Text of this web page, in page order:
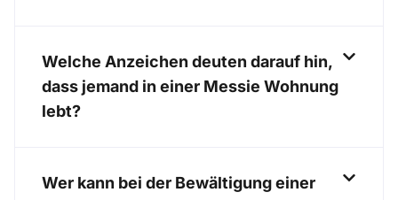
Welche Anzeichen deuten darauf hin,
dass jemand in einer Messie Wohnung
lebt?
Wer kann bei der Bewältigung einer